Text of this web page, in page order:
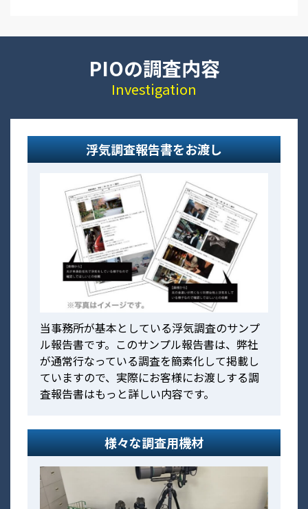
PIOの調査内容
Investigation
浮気調査報告書をお渡し
当事務所が基本としている浮気調査のサンプ
ル報告書です。このサンプル報告書は、弊社
が通常行なっている調査を簡素化して掲載し
ていますので、実際にお客様にお渡しする調
査報告書はもっと詳しい内容です。
様々な調査用機材